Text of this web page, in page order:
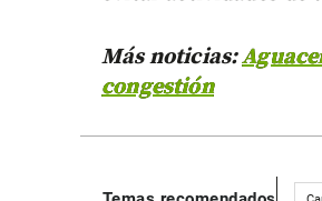
Más noticias:
congestión